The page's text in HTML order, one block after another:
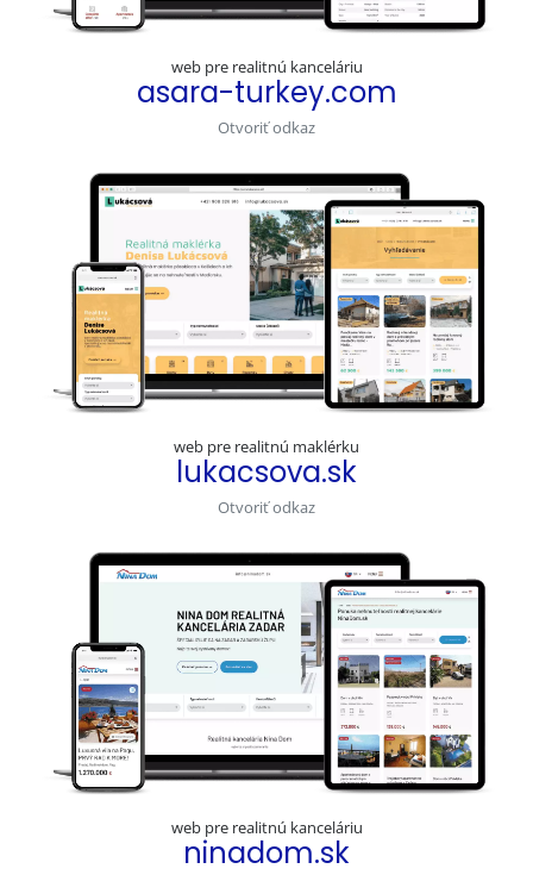
web pre realitnú kanceláriu
asara-turkey.com
Otvoriť odkaz
web pre realitnú maklérku
lukacsova.sk
Otvoriť odkaz
web pre realitnú kanceláriu
ninadom.sk